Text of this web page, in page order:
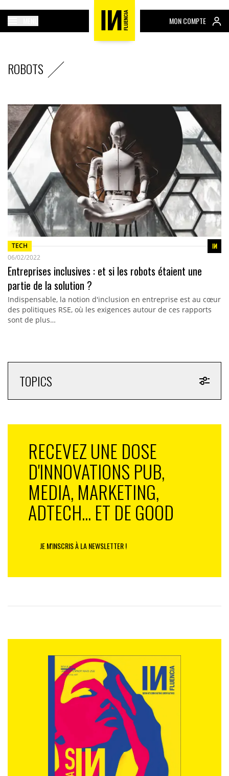
MON COMPTE
ROBOTS
TECH
06/02/2022
Entreprises inclusives : et si les robots étaient une
partie de la solution ?
Indispensable, la notion d'inclusion en entreprise est au cœur
des politiques RSE, où les exigences autour de ces rapports
sont de plus…
TOPICS
RECEVEZ UNE DOSE
D'INNOVATIONS PUB,
MEDIA, MARKETING,
ADTECH... ET DE GOOD
JE M'INSCRIS À LA NEWSLETTER !